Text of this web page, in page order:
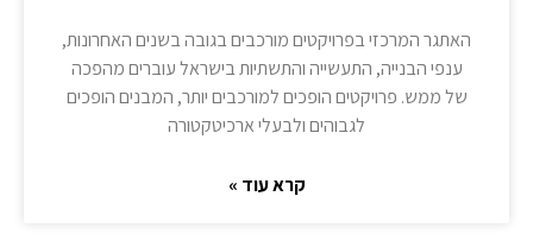
האתגר המרכזי בפרויקטים מורכבים בגובה בשנים האחרונות,
ענפי הבנייה, התעשייה והתשתיות בישראל עוברים מהפכה
של ממש. פרויקטים הופכים למורכבים יותר, המבנים הופכים
לגבוהים ולבעלי ארכיטקטורה
קרא עוד »